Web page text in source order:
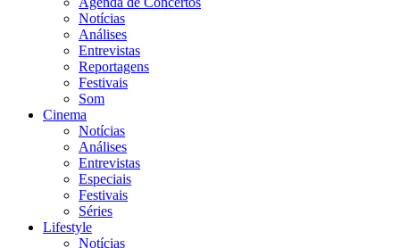
Notícias
Análises
Entrevistas
Reportagens
Festivais
Som
Cinema
Notícias
Análises
Entrevistas
Especiais
Festivais
Séries
Lifestyle
Notícias